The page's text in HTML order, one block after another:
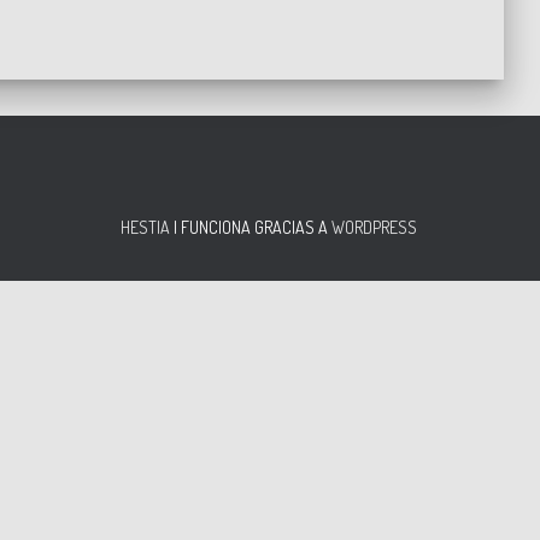
HESTIA | FUNCIONA GRACIAS A WORDPRESS